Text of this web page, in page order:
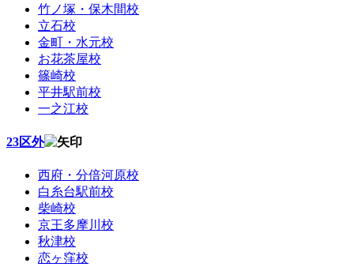
竹ノ塚・保木間校
立石校
金町・水元校
お花茶屋校
篠崎校
平井駅前校
一之江校
23区外
西府・分倍河原校
白糸台駅前校
柴崎校
京王多摩川校
秋津校
恋ヶ窪校